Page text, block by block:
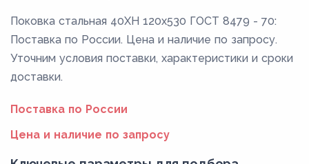
Поковка стальная 40ХН 120x530 ГОСТ 8479 - 70:
Поставка по России. Цена и наличие по запросу.
Уточним условия поставки, характеристики и сроки
доставки.
Поставка по России
Цена и наличие по запросу